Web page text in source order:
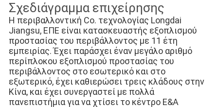
Σχεδιάγραμμα επιχείρησης
Η περιβαλλοντική Co. τεχνολογίας Longdai
Jiangsu, ΕΠΕ είναι κατασκευαστής εξοπλισμού
προστασίας του περιβάλλοντος με 11 έτη
εμπειρίας. Έχει παράσχει έναν μεγάλο αριθμό
περίπλοκου εξοπλισμού προστασίας του
περιβάλλοντος στο εσωτερικό και στο
εξωτερικό, έχει καθιερώσει τρεις κλάδους στην
Κίνα, και έχει συνεργαστεί με πολλά
πανεπιστήμια για να χτίσει το κέντρο Ε&Α